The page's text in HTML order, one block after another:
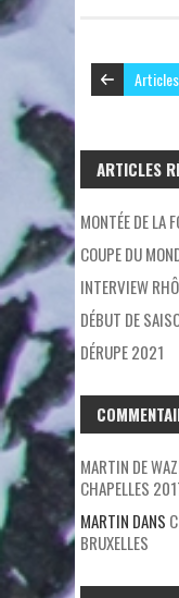
ARTICLES
MONTÉE DE LA
COUPE DU
INTERVIEW
DÉBUT DE
DÉRUPE 2021
MARTIN DE
CHAPELLES
MARTIN DANS
BRUXELLES